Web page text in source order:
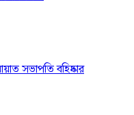
সভাপতি বহিষ্কার